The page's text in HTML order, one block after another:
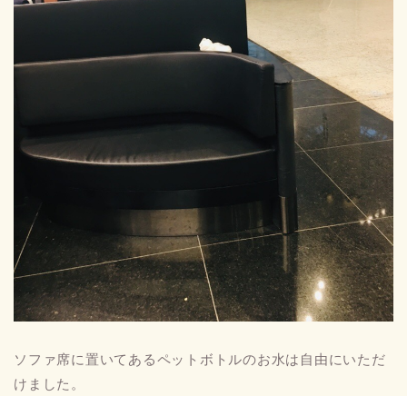
ソファ席に置いてあるペットボトルのお水は自由にいただ
けました。